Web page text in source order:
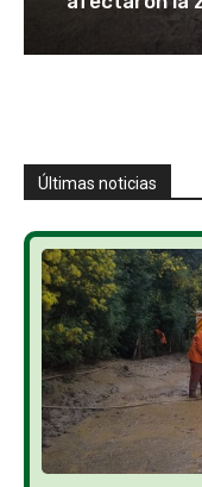
Últimas noticias